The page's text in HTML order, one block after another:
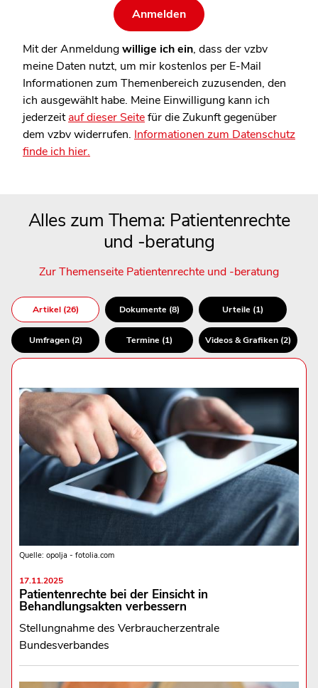
Mit der Anmeldungwillige ich ein, dass der vzbv
meine Daten nutzt, um mir kostenlos per E-Mail
Informationen zum Themenbereich zuzusenden, den
ich ausgewählt habe. Meine Einwilligung kann ich
jederzeitauf dieser Seitefür die Zukunft gegenüber
dem vzbv widerrufen. Informationen zum Datenschutz
finde ich hier.
Alles zum Thema: Patientenrechte
und -beratung
Zur Themenseite Patientenrechte und -beratung
Artikel (26) Dokumente (8) Urteile (1)
Umfragen (2) Termine (1) Videos & Grafiken (2)
Quelle: opolja - fotolia.com
17.11.2025
Patientenrechte bei der Einsicht in
Behandlungsakten verbessern
Stellungnahme des Verbraucherzentrale
Bundesverbandes